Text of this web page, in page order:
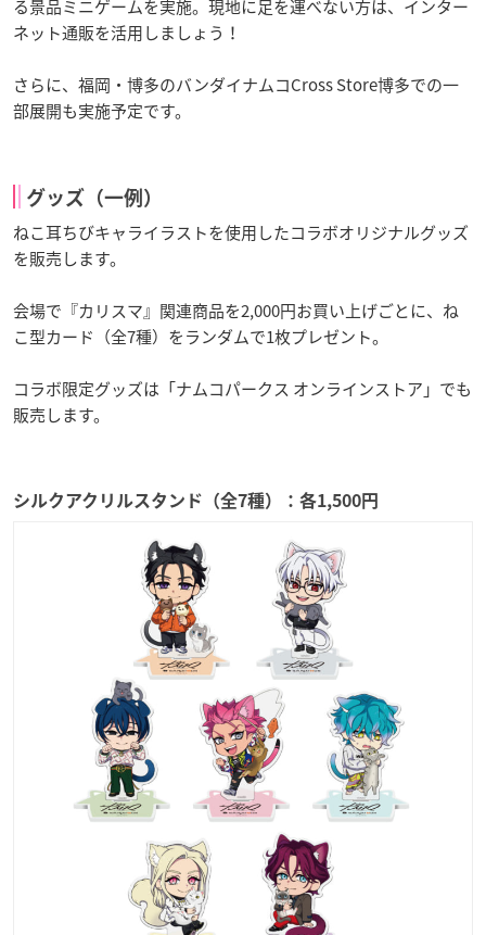
る景品ミニゲームを実施。現地に足を運べない方は、インター
ネット通販を活用しましょう！
さらに、福岡・博多のバンダイナムコCross Store博多での一
部展開も実施予定です。
グッズ（一例）
ねこ耳ちびキャライラストを使用したコラボオリジナルグッズ
を販売します。
会場で『カリスマ』関連商品を2,000円お買い上げごとに、ね
こ型カード（全7種）をランダムで1枚プレゼント。
コラボ限定グッズは「ナムコパークス オンラインストア」でも
販売します。
シルクアクリルスタンド（全7種）：各1,500円